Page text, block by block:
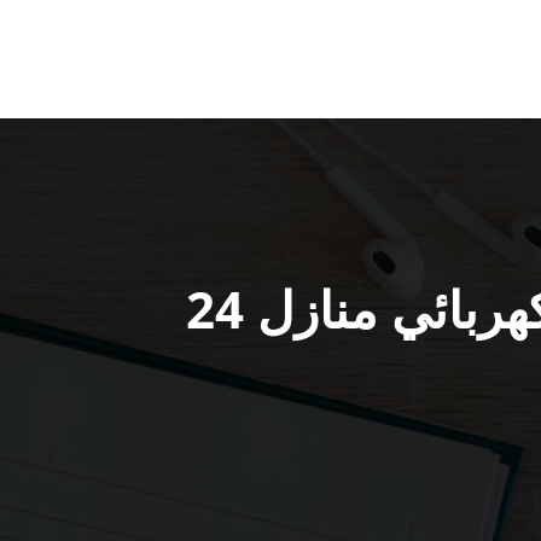
فني كهربائي منازل مشرف / 66191325 / كهربائي منازل 24